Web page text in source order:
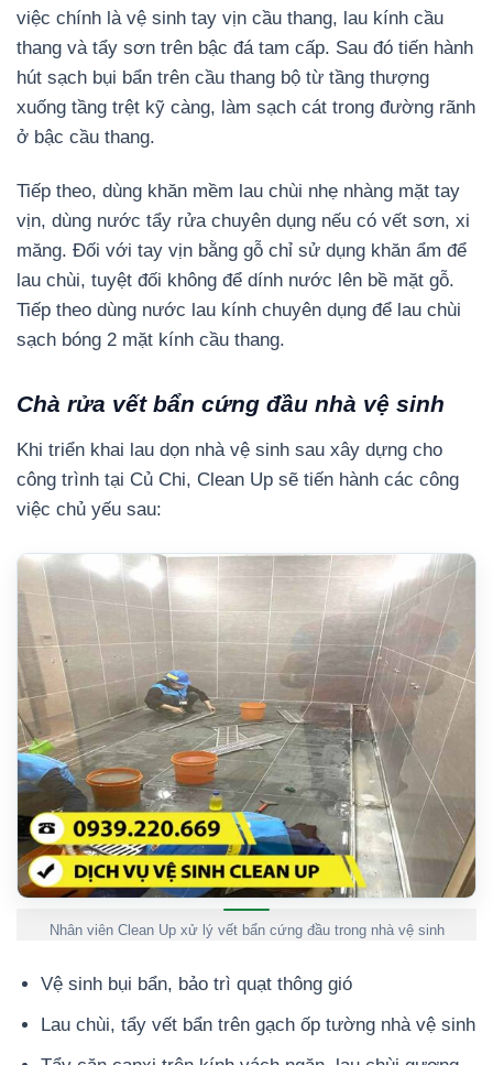
việc chính là vệ sinh tay vịn cầu thang, lau kính cầu
thang và tẩy sơn trên bậc đá tam cấp. Sau đó tiến hành
hút sạch bụi bẩn trên cầu thang bộ từ tầng thượng
xuống tầng trệt kỹ càng, làm sạch cát trong đường rãnh
ở bậc cầu thang.
Tiếp theo, dùng khăn mềm lau chùi nhẹ nhàng mặt tay
vịn, dùng nước tẩy rửa chuyên dụng nếu có vết sơn, xi
măng. Đối với tay vịn bằng gỗ chỉ sử dụng khăn ẩm để
lau chùi, tuyệt đối không để dính nước lên bề mặt gỗ.
Tiếp theo dùng nước lau kính chuyên dụng để lau chùi
sạch bóng 2 mặt kính cầu thang.
Chà rửa vết bẩn cứng đầu nhà vệ sinh
Khi triển khai lau dọn nhà vệ sinh sau xây dựng cho
công trình tại Củ Chi, Clean Up sẽ tiến hành các công
việc chủ yếu sau:
Nhân viên Clean Up xử lý vết bẩn cứng đầu trong nhà vệ sinh
Vệ sinh bụi bẩn, bảo trì quạt thông gió
Lau chùi, tẩy vết bẩn trên gạch ốp tường nhà vệ sinh